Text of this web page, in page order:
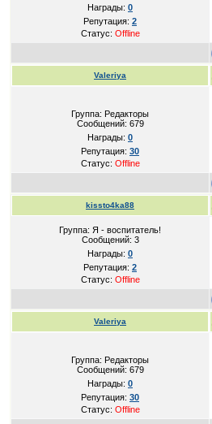
Награды: 0
Репутация: 2
Статус: Offline
Valeriya
Группа: Редакторы
Сообщений: 679
Награды: 0
Репутация: 30
Статус: Offline
kissto4ka88
Группа: Я - воспитатель!
Сообщений: 3
Награды: 0
Репутация: 2
Статус: Offline
Valeriya
Группа: Редакторы
Сообщений: 679
Награды: 0
Репутация: 30
Статус: Offline